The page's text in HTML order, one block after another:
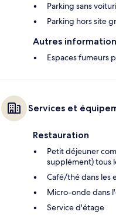
Parking sans
Parking hors site
Autres
Espaces fumeurs
Services et
Restauration
Petit déjeuner
supplément) tous
Café/thé dans les
Micro-onde dans
Service d'étage